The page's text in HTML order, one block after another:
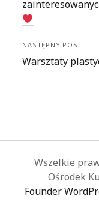
NASTĘPNY POST
Warsztaty
Wszelkie
Ośrodek
Founder